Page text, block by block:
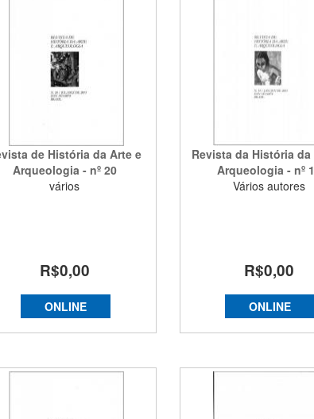
de História da Arte e
Arqueologia - nº 20
vários
R$0,00
ONLINE
Revista da História da
Arqueologia - nº
Vários autores
R$0,00
ONLINE